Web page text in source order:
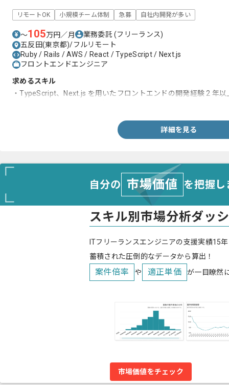
リモートOK 小規模チーム体制 急募 自社内開発が多い
〜105万円／月 業務委託(フリーランス)
五反田(東京都)/フルリモート
Ruby / Rails / AWS / React / TypeScript / Next.js
フロントエンドエンジニア
求めるスキル
・TypeScript、Next.js を用いたフロントエンドの開発経験 2 年以
詳細を見る
自分の 市場価値 を把握
スキル別市場分析ダッ
ITフリーランスエンジニアの支援実績15
蓄積された圧倒的なデータから算出！
案件倍率 や 適正単価 が一目瞭然
市場価値をチェック